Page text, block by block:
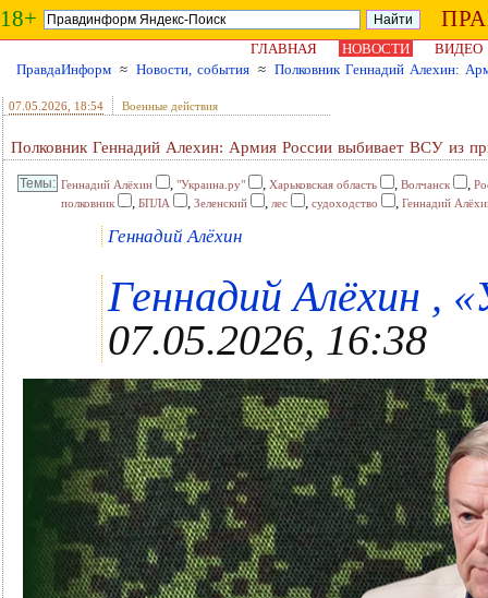
18+
ГЛАВНАЯ НОВОСТИ
ВИДЕО
ПравдаИнформ ≈ Новости, события ≈ Полковник Геннадий Алехин:
07.05.2026 , 18:54 Военные действия
Полковник Геннадий Алехин: Армия России выбивает ВСУ из
Геннадий Алёхин , "Украина.ру" , Харьковская область , Волчанск ,
полковник
, БПЛА , Зеленский , лес , судоходство , Геннадий
Геннадий Алёхин
Геннадий Алёхин ,
07.05.2026, 16:38